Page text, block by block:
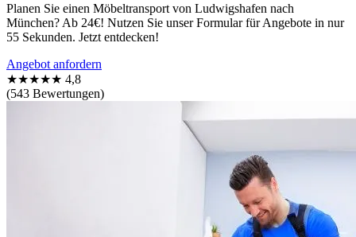
Planen Sie einen Möbeltransport von Ludwigshafen nach
München? Ab 24€! Nutzen Sie unser Formular für Angebote in nur
55 Sekunden. Jetzt entdecken!
Angebot anfordern
★★★★★ 4,8
(543 Bewertungen)